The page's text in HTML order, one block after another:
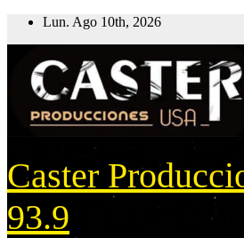
Lun. Ago 10th, 2026
Caster
93.9